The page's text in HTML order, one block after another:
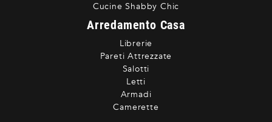
Cucine Shabby Chic
Arredamento Casa
Librerie
Pareti Attrezzate
Salotti
Letti
Armadi
Camerette